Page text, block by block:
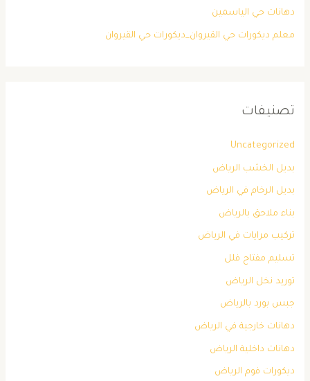
دهانات حي الياسمين
معلم ديكورات حي القيروان_ديكورات حي القيروان
تصنيفات
Uncategorized
بديل الخشب الرياض
بديل الرخام في الرياض
بناء ملاحق بالرياض
تركيب مرايات في الرياض
تسليم مفتاح فلل
توريد نخل الرياض
جبس بورد بالرياض
دهانات خارجية في الرياض
دهانات داخلية الرياض
ديكورات فوم الرياض